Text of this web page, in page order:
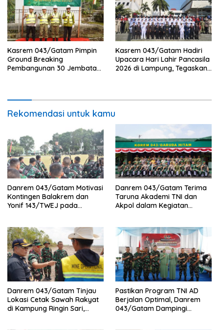
Kasrem 043/Gatam Pimpin
Ground Breaking
Pembangunan 30 Jembatan
Kasrem 043/Gatam Hadiri
Upacara Hari Lahir Pancasila
2026 di Lampung, Tegaskan
Rekomendasi untuk kamu
Danrem 043/Gatam Motivasi
Kontingen Balakrem dan
Yonif 143/TWEJ pada
Danrem 043/Gatam Terima
Taruna Akademi TNI dan
Akpol dalam Kegiatan
Danrem 043/Gatam Tinjau
Lokasi Cetak Sawah Rakyat
di Kampung Ringin Sari,
Pastikan Program TNI AD
Berjalan Optimal, Danrem
043/Gatam Dampingi